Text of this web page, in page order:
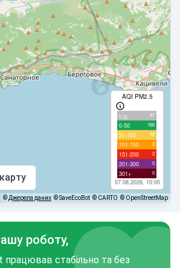
AQI PM2.5
с/д 87
0-50 166
51-100 92
101-150 2
151-200 2
201-300 0
301+ 0
07.08.2026, 10:00
© Джерела даних © SaveEcoBot © CARTO © OpenStreetMap
роботу,
стабільно та без